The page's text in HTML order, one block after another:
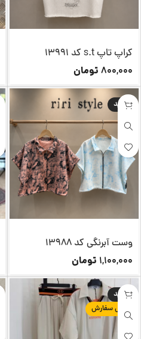
کراپ تاپ s.t کد 13991
800,000 تومان
جدید
وست آبرنگی کد 13988
1,100,000 تومان
جدید
پیش سفارش